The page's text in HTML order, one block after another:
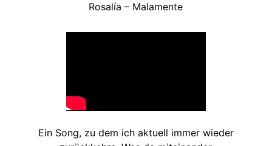
Rosalía – Malamente
Ein Song, zu dem ich aktuell immer wieder